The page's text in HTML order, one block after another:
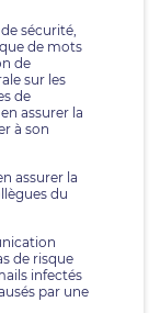
sécurité,
de mots
de
sur les
de
assurer la
à son
assurer la
du
de risque
infectés
par une